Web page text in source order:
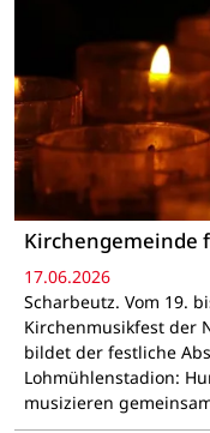
Kirchengemeinde
17.06.2026
Scharbeutz. Vom 19.
Kirchenmusikfest der
bildet der festliche
Lohmühlenstadion:
musizieren